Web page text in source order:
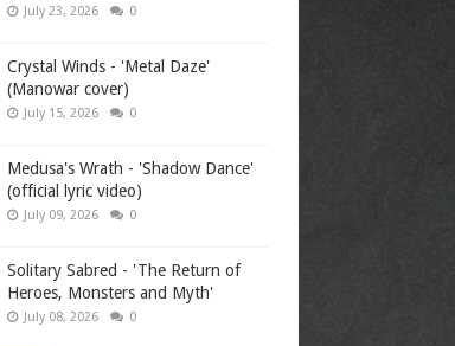
July 23, 2026 0
Crystal Winds - 'Metal Daze'
(Manowar cover)
July 15, 2026 0
Medusa's Wrath - 'Shadow Dance'
(official lyric video)
July 09, 2026 0
Solitary Sabred - 'The Return of
Heroes, Monsters and Myth'
July 08, 2026 0